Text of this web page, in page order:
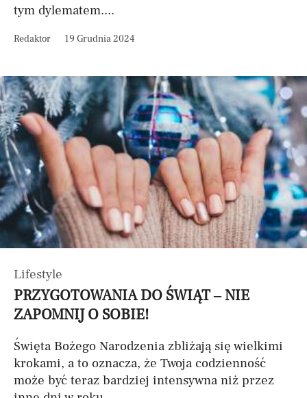
tym dylematem....
Redaktor 19 Grudnia 2024
Lifestyle
PRZYGOTOWANIA DO ŚWIĄT – NIE
ZAPOMNIJ O SOBIE!
Święta Bożego Narodzenia zbliżają się wielkimi
krokami, a to oznacza, że Twoja codzienność
może być teraz bardziej intensywna niż przez